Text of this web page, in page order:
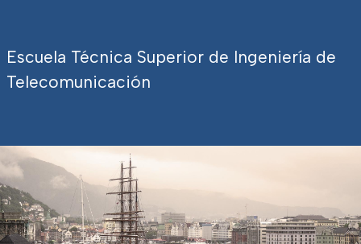
Escuela Técnica Superior de Ingeniería de
Telecomunicación